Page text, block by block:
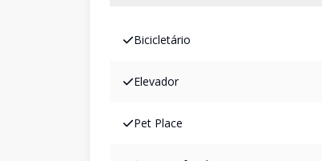
Bicicletário
Elevador
Pet Place